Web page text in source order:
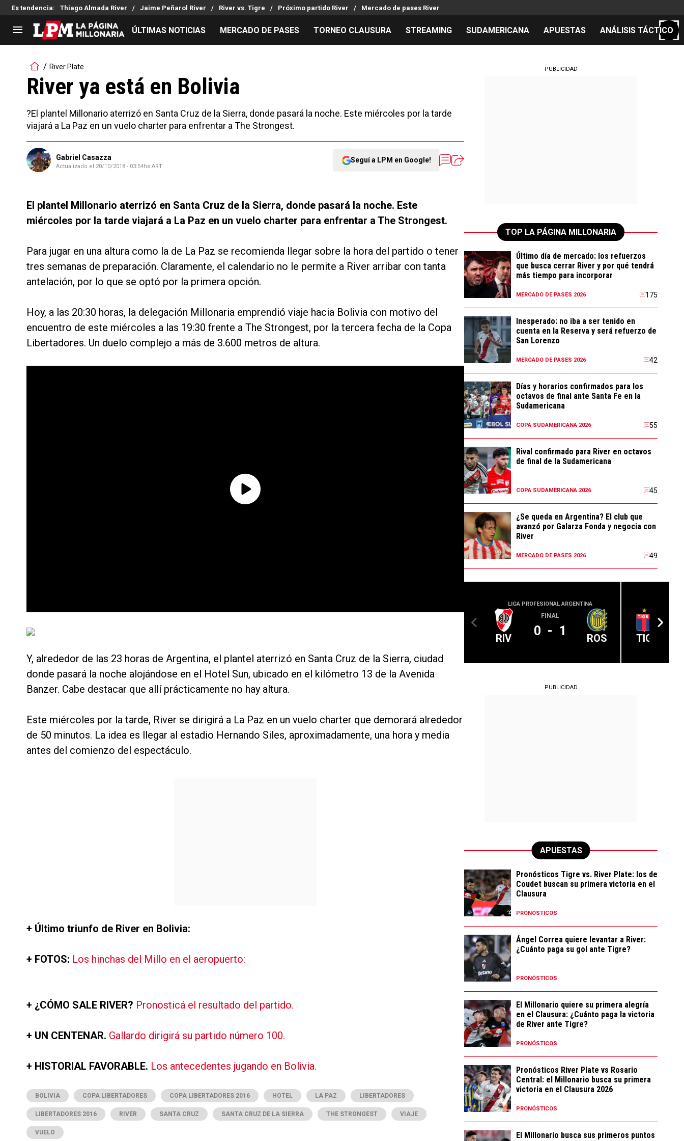
Es tendencia: Thiago Almada River Jaime Peñarol River River vs. Tigre Próximo partido River Mercado de pases River
LIGA PROFESIONAL
Noticias
Tabla de posiciones
Reserva
Copa Sudamericana
Copa Argentina
Mercado de Pases
Análisis tácticos
Chacho Coudet
Los goles de River
Pronósticos
ÚLTIMAS NOTICIAS MERCADO DE PASES TORNEO CLAUSURA STREAMING SUDAMERICANA APUESTAS ANÁLISIS TÁCTICO
River Plate
River ya está en Bolivia
?El plantel Millonario aterrizó en Santa Cruz de la Sierra, donde pasará la noche. Este miércoles por la tarde
viajará a La Paz en un vuelo charter para enfrentar a The Strongest.
Gabriel Casazza
Actualizado el 20/10/2018 - 03:54hs ART
Seguí a LPM en Google!
El plantel Millonario aterrizó en Santa Cruz de la Sierra, donde pasará la noche. Este
miércoles por la tarde viajará a La Paz en un vuelo charter para enfrentar a The Strongest.
Para jugar en una altura como la de La Paz se recomienda llegar sobre la hora del partido o tener
tres semanas de preparación. Claramente, el calendario no le permite a River arribar con tanta
antelación, por lo que se optó por la primera opción.
Hoy, a las 20:30 horas, la delegación Millonaria emprendió viaje hacia Bolivia con motivo del
encuentro de este miércoles a las 19:30 frente a The Strongest, por la tercera fecha de la Copa
Libertadores. Un duelo complejo a más de 3.600 metros de altura.
Y, alrededor de las 23 horas de Argentina, el plantel aterrizó en Santa Cruz de la Sierra, ciudad
donde pasará la noche alojándose en el Hotel Sun, ubicado en el kilómetro 13 de la Avenida
Banzer. Cabe destacar que allí prácticamente no hay altura.
Este miércoles por la tarde, River se dirigirá a La Paz en un vuelo charter que demorará alrededor
de 50 minutos. La idea es llegar al estadio Hernando Siles, aproximadamente, una hora y media
antes del comienzo del espectáculo.
+ Último triunfo de River en Bolivia:
+ FOTOS: Los hinchas del Millo en el aeropuerto:
+ ¿CÓMO SALE RIVER? Pronosticá el resultado del partido.
+ UN CENTENAR. Gallardo dirigirá su partido número 100.
+ HISTORIAL FAVORABLE. Los antecedentes jugando en Bolivia.
BOLIVIA COPA LIBERTADORES COPA LIBERTADORES 2016 HOTEL LA PAZ LIBERTADORES
LIBERTADORES 2016 RIVER SANTA CRUZ SANTA CRUZ DE LA SIERRA THE STRONGEST VIAJE
VUELO
PUBLICIDAD
TOP LA PÁGINA MILLONARIA
Último día de mercado: los refuerzos
que busca cerrar River y por qué tendrá
más tiempo para incorporar
MERCADO DE PASES 2026 175
Inesperado: no iba a ser tenido en
cuenta en la Reserva y será refuerzo de
San Lorenzo
MERCADO DE PASES 2026 42
Días y horarios confirmados para los
octavos de final ante Santa Fe en la
Sudamericana
COPA SUDAMERICANA 2026 55
Rival confirmado para River en octavos
de final de la Sudamericana
COPA SUDAMERICANA 2026 45
¿Se queda en Argentina? El club que
avanzó por Galarza Fonda y negocia con
River
MERCADO DE PASES 2026 49
LIGA PROFESIONAL ARGENTINA
RIV
FINAL
0 - 1 ROS TIG
PUBLICIDAD
APUESTAS
Pronósticos Tigre vs. River Plate: los de
Coudet buscan su primera victoria en el
Clausura
PRONÓSTICOS
Ángel Correa quiere levantar a River:
¿Cuánto paga su gol ante Tigre?
PRONÓSTICOS
El Millonario quiere su primera alegría
en el Clausura: ¿Cuánto paga la victoria
de River ante Tigre?
PRONÓSTICOS
Pronósticos River Plate vs Rosario
Central: el Millonario busca su primera
victoria en el Clausura 2026
PRONÓSTICOS
El Millonario busca sus primeros puntos